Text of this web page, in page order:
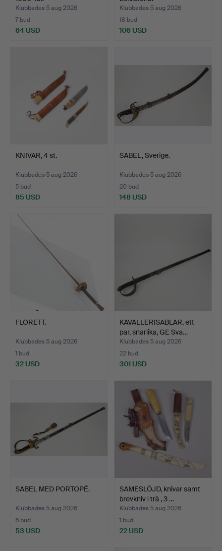
Klubbades 5 aug 2026
7 bud
64 USD
Klubbades 5 aug 2026
18 bud
106 USD
KNIVAR, 4 st.
Klubbades 5 aug 2026
5 bud
85 USD
SABEL, Sverige.
Klubbades 5 aug 2026
20 bud
148 USD
FLORETT.
Klubbades 5 aug 2026
1 bud
32 USD
KAVALLERISABLAR, ett
par, snarlika, GE Sva…
Klubbades 5 aug 2026
22 bud
301 USD
SABEL MED PORTOPÉ.
Klubbades 5 aug 2026
6 bud
53 USD
SAMESLÖJD, knivar samt
brevkniv i trä , 3 …
Klubbades 5 aug 2026
1 bud
22 USD